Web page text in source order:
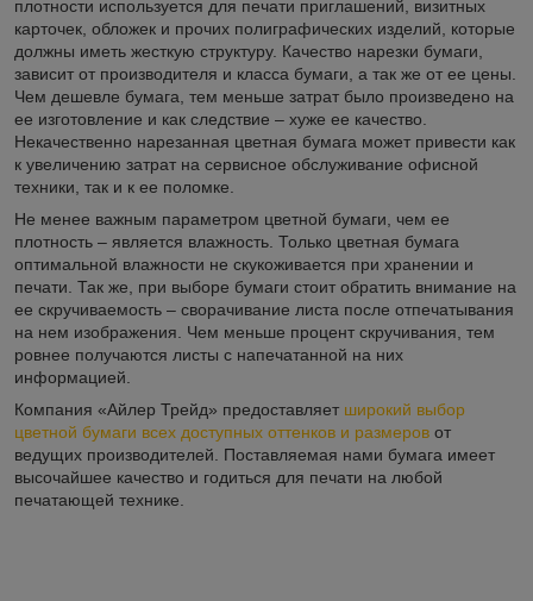
плотности используется для печати приглашений, визитных
карточек, обложек и прочих полиграфических изделий, которые
должны иметь жесткую структуру. Качество нарезки бумаги,
зависит от производителя и класса бумаги, а так же от ее цены.
Чем дешевле бумага, тем меньше затрат было произведено на
ее изготовление и как следствие – хуже ее качество.
Некачественно нарезанная цветная бумага может привести как
к увеличению затрат на сервисное обслуживание офисной
техники, так и к ее поломке.
Не менее важным параметром цветной бумаги, чем ее
плотность – является влажность. Только цветная бумага
оптимальной влажности не скукоживается при хранении и
печати. Так же, при выборе бумаги стоит обратить внимание на
ее скручиваемость – сворачивание листа после отпечатывания
на нем изображения. Чем меньше процент скручивания, тем
ровнее получаются листы с напечатанной на них
информацией.
Компания «Айлер Трейд» предоставляет широкий выбор
цветной бумаги всех доступных оттенков и размеров от
ведущих производителей. Поставляемая нами бумага имеет
высочайшее качество и годиться для печати на любой
печатающей технике.